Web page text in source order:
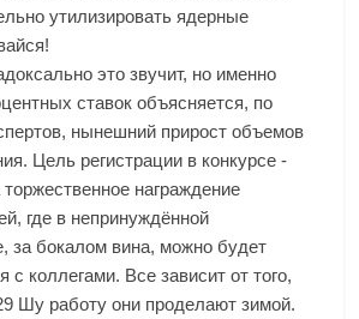
утилизировать ядерные
это звучит, но именно
ставок объясняется, по
нынешний прирост объемов
Цель регистрации в конкурсе -
награждение
где в непринуждённой
за бокалом вина, можно будет
с коллегами. Все зависит от того,
Шу работу они проделают зимой.